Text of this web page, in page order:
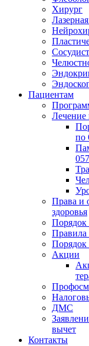
Хирург
Пациентам
Права и
здоровья
Порядок
Правила
Порядок
Акции
ДМС
вычет
Контакты